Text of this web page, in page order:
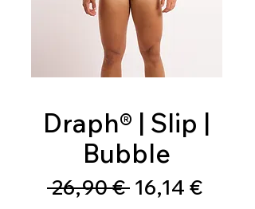
Draph® | Slip |
Bubble
26,90 € Prezzo
16,14 €Prezzo